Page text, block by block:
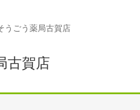
うごう薬局古賀店
古賀店